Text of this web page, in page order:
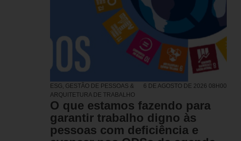
ESG, GESTÃO DE PESSOAS &
ARQUITETURA DE TRABALHO
6 DE AGOSTO DE 2026 08H00
O que estamos fazendo para
garantir trabalho digno às
pessoas com deficiência e